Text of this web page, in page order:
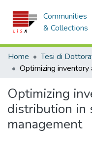
Communities
& Collections
Home Tesi di
Optimizing
distribution in
management